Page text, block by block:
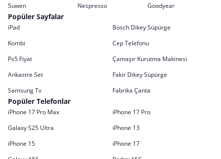
Suwen
Nespresso Goodyear
Popüler Sayfalar
iPad
Bosch Dikey Süpürge
Kombi
Cep Telefonu
Ps5 Fiyat
Çamaşır Kurutma Makinesi
Ankastre Set
Fakir Dikey Süpürge
Samsung Tv
Fabrika Çanta
Popüler Telefonlar
iPhone 17 Pro Max
iPhone 17 Pro
Galaxy S25 Ultra
iPhone 13
iPhone 15
iPhone 17